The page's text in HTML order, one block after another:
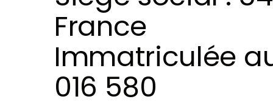
France
Immatriculée
016 580